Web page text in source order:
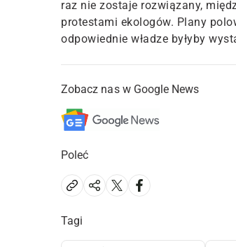
raz nie zostaje rozwiązany,
protestami ekologów. Plany
odpowiednie władze byłyby
Zobacz nas w Google News
Poleć
Tagi